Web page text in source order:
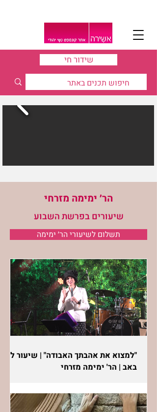
שידור חי
הר׳ ימימה מזרחי
שיעורים בפרשת השבוע
תשלום לשיעורי הר׳ ימימה
"למצוא את אהבתך האבודה" | שיעור לט"ו
באב | הר' ימימה מזרחי